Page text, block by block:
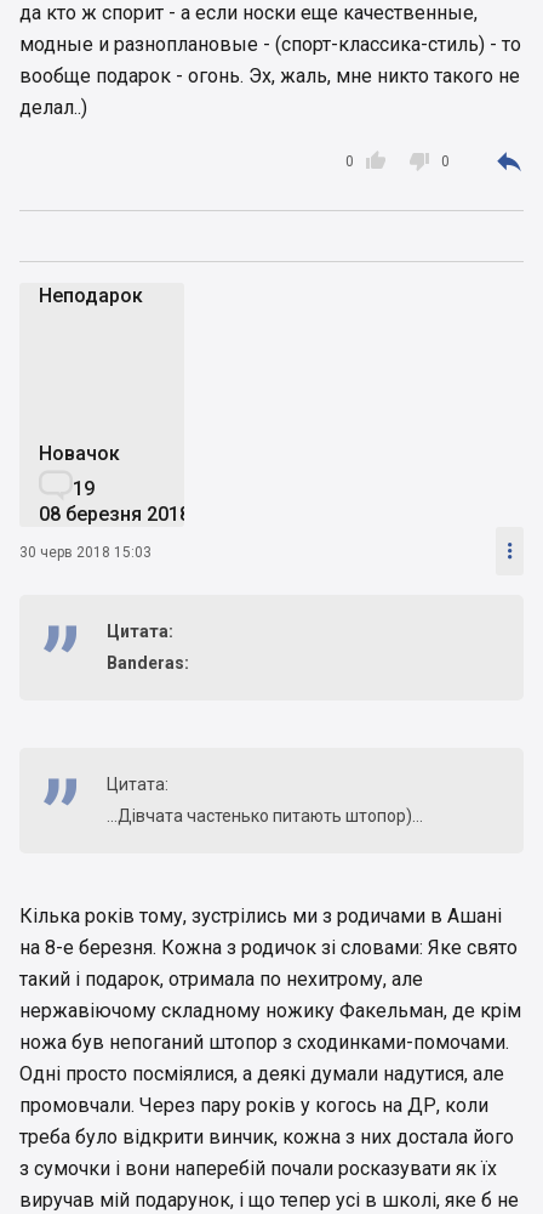
да кто ж спорит - а если носки еще качественные,
модные и разноплановые - (спорт-классика-стиль) - то
вообще подарок - огонь. Эх, жаль, мне никто такого не
делал..)

0  0 
Неподарок
Новачок
19
08 березня 2018
30 черв 2018 15:03 
Цитата:
Banderas:
Цитата:
...Дівчата частенько питають штопор)...
Кілька років тому, зустрілись ми з родичами в Ашані
на 8-е березня. Кожна з родичок зі словами: Яке свято
такий і подарок, отримала по нехитрому, але
нержавіючому складному ножику Факельман, де крім
ножа був непоганий штопор з сходинками-помочами.
Одні просто посміялися, а деякі думали надутися, але
промовчали. Через пару років у когось на ДР, коли
треба було відкрити винчик, кожна з них достала його
з сумочки і вони наперебій почали росказувати як їх
виручав мій подарунок, і що тепер усі в школі, яке б не